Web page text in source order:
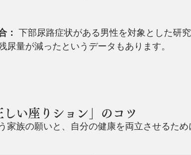
： 下部尿路症状がある男性を対象とした研
尿量が減ったというデータもあります。
い座りション」のコツ
家族の願いと、自分の健康を両立させるため